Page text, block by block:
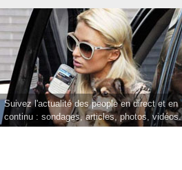
Suivez l'actualité des people en direct et en
continu : sondages, articles, photos, vidéos.